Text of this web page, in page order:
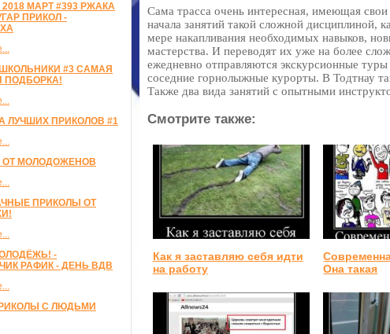
МАРТ #393 РЖАКА
ПРИКОЛ -
#3 САМАЯ
ПОДБОРКА!
ЛУЧШИХ ПРИКОЛОВ #1
ОТ МОЛОДОЖЕНОВ
ПРИКОЛЫ ОТ
-
РАФИК - ДЕНЬ ВДВ
С ЛЮДЬМИ
Сама трасса очень интересная, имеющая
начала занятий такой сложной дисциплиной,
мере накапливания необходимых навыков,
мастерства. И переводят их уже на более
ежедневно отправляются экскурсионные
соседние горнолыжные курорты. В Тодтнау
Также два вида занятий с опытными
Смотрите также:
Как я заставляю себя идти
на работу
Она такая